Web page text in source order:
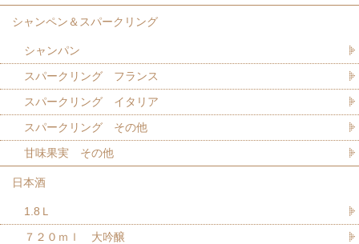
シャンペン＆スパークリング
シャンパン
スパークリング フランス
スパークリング イタリア
スパークリング その他
甘味果実 その他
日本酒
1.8Ｌ
７２０ｍｌ 大吟醸